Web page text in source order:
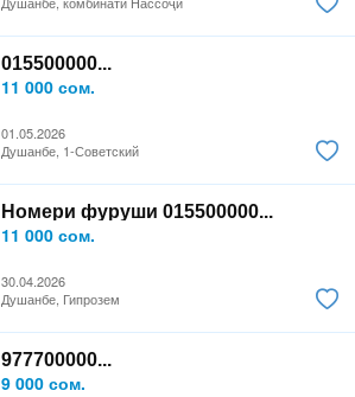
015500000...
11 000 сом.
01.05.2026
Душанбе, 1-Советский
Номери фуруши 015500000...
11 000 сом.
30.04.2026
Душанбе, Гипрозем
977700000...
9 000 сом.